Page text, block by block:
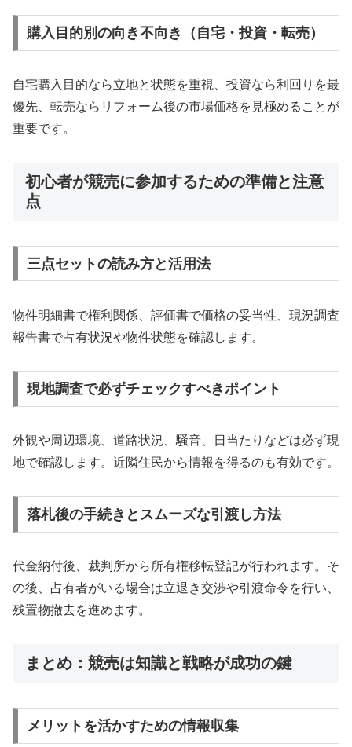
購入目的別の向き不向き（自宅・投資・転売）
自宅購入目的なら立地と状態を重視、投資なら利回りを最
優先、転売ならリフォーム後の市場価格を見極めることが
重要です。
初心者が競売に参加するための準備と注意
点
三点セットの読み方と活用法
物件明細書で権利関係、評価書で価格の妥当性、現況調査
報告書で占有状況や物件状態を確認します。
現地調査で必ずチェックすべきポイント
外観や周辺環境、道路状況、騒音、日当たりなどは必ず現
地で確認します。近隣住民から情報を得るのも有効です。
落札後の手続きとスムーズな引渡し方法
代金納付後、裁判所から所有権移転登記が行われます。そ
の後、占有者がいる場合は立退き交渉や引渡命令を行い、
残置物撤去を進めます。
まとめ：競売は知識と戦略が成功の鍵
メリットを活かすための情報収集